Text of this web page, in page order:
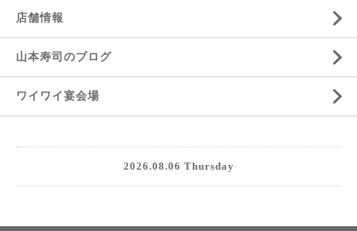
店舗情報
山本寿司のブログ
ワイワイ宴会場
2026.08.06 Thursday